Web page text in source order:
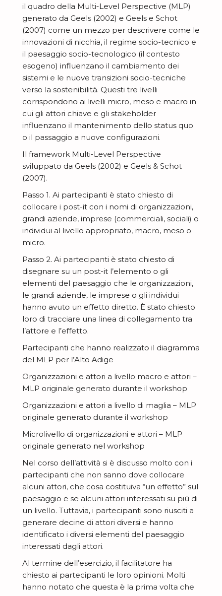
il quadro della Multi-Level Perspective (MLP)
generato da Geels (2002) e Geels e Schot
(2007) come un mezzo per descrivere come le
innovazioni di nicchia, il regime socio-tecnico e
il paesaggio socio-tecnologico (il contesto
esogeno) influenzano il cambiamento dei
sistemi e le nuove transizioni socio-tecniche
verso la sostenibilità. Questi tre livelli
corrispondono ai livelli micro, meso e macro in
cui gli attori chiave e gli stakeholder
influenzano il mantenimento dello status quo
o il passaggio a nuove configurazioni.
Il framework Multi-Level Perspective
sviluppato da Geels (2002) e Geels & Schot
(2007).
Passo 1. Ai partecipanti è stato chiesto di
collocare i post-it con i nomi di organizzazioni,
grandi aziende, imprese (commerciali, sociali) o
individui al livello appropriato, macro, meso o
micro.
Passo 2. Ai partecipanti è stato chiesto di
disegnare su un post-it l’elemento o gli
elementi del paesaggio che le organizzazioni,
le grandi aziende, le imprese o gli individui
hanno avuto un effetto diretto. È stato chiesto
loro di tracciare una linea di collegamento tra
l’attore e l’effetto.
Partecipanti che hanno realizzato il diagramma
del MLP per l’Alto Adige
Organizzazioni e attori a livello macro e attori –
MLP originale generato durante il workshop
Organizzazioni e attori a livello di maglia – MLP
originale generato durante il workshop
Microlivello di organizzazioni e attori – MLP
originale generato nel workshop
Nel corso dell’attività si è discusso molto con i
partecipanti che non sanno dove collocare
alcuni attori, che cosa costituiva “un effetto” sul
paesaggio e se alcuni attori interessati su più di
un livello. Tuttavia, i partecipanti sono riusciti a
generare decine di attori diversi e hanno
identificato i diversi elementi del paesaggio
interessati dagli attori.
Al termine dell’esercizio, il facilitatore ha
chiesto ai partecipanti le loro opinioni. Molti
hanno notato che questa è la prima volta che